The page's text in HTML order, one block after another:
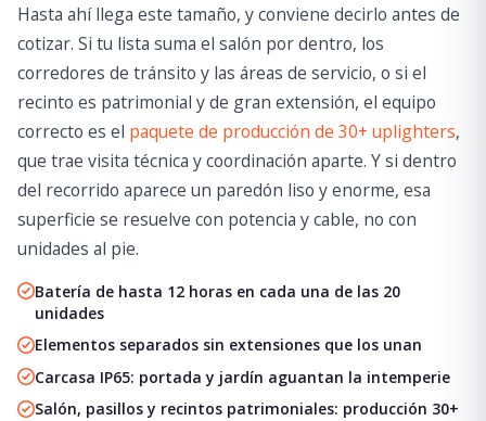
Hasta ahí llega este tamaño, y conviene decirlo antes de
cotizar. Si tu lista suma el salón por dentro, los
corredores de tránsito y las áreas de servicio, o si el
recinto es patrimonial y de gran extensión, el equipo
correcto es el paquete de producción de 30+ uplighters,
que trae visita técnica y coordinación aparte. Y si dentro
del recorrido aparece un paredón liso y enorme, esa
superficie se resuelve con potencia y cable, no con
unidades al pie.
Batería de hasta 12 horas en cada una de las 20
unidades
Elementos separados sin extensiones que los unan
Carcasa IP65: portada y jardín aguantan la intemperie
Salón, pasillos y recintos patrimoniales: producción 30+